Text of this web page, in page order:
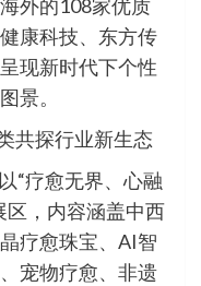
外的108家优质
康科技、东方传
现新时代下个性
景。
共探行业新生态
“疗愈无界、心融
区，内容涵盖中西
疗愈珠宝、AI智
宠物疗愈、非遗